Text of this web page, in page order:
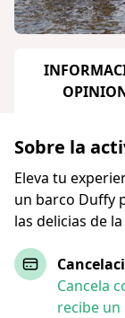
Sobre la
Eleva tu
un barco Duffy
las delicias de
Cancela
recibe